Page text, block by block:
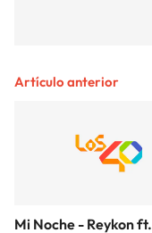
Artículo anterior
Mi Noche - Reykon ft.